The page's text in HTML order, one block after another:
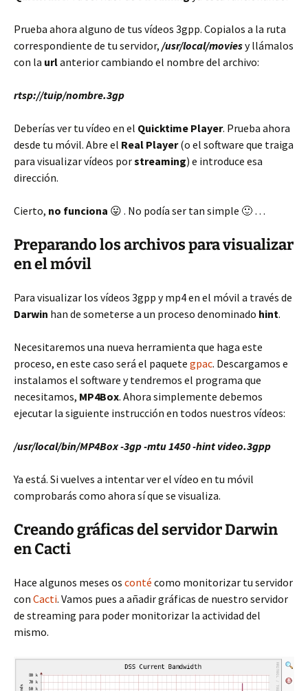
Prueba ahora alguno de tus vídeos 3gpp. Copialos a la ruta
correspondiente de tu servidor, /usr/local/moviesy llámalos
con la urlanterior cambiando el nombre del archivo:
rtsp://tuip/nombre.3gp
Deberías ver tu vídeo en el Quicktime Player. Prueba ahora
desde tu móvil. Abre el Real Player(o el software que traiga
para visualizar vídeos porstreaming) e introduce esa
dirección.
Cierto, no funciona 😛 . No podía ser tan simple 🙂 …
Preparando los archivos para visualizar
en el móvil
Para visualizar los vídeos 3gpp y mp4 en el móvil a través de
Darwin han de someterse a un proceso denominado hint.
Necesitaremos una nueva herramienta que haga este
proceso, en este caso será el paquete gpac. Descargamos e
instalamos el software y tendremos el programa que
necesitamos, MP4Box. Ahora simplemente debemos
ejecutar la siguiente instrucción en todos nuestros vídeos:
/usr/local/bin/MP4Box -3gp -mtu 1450 -hint video.3gpp
Ya está. Si vuelves a intentar ver el vídeo en tu móvil
comprobarás como ahora sí que se visualiza.
Creando gráficas del servidor Darwin
en Cacti
Hace algunos meses os conté como monitorizar tu servidor
con Cacti. Vamos pues a añadir gráficas de nuestro servidor
de streaming para poder monitorizar la actividad del
mismo.